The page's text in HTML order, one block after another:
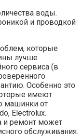
воды.
и проводкой
которые
лучше
сервиса (в
Особенно это
имеют
машинки от
Electrolux.
и ремонт может
обслуживания.